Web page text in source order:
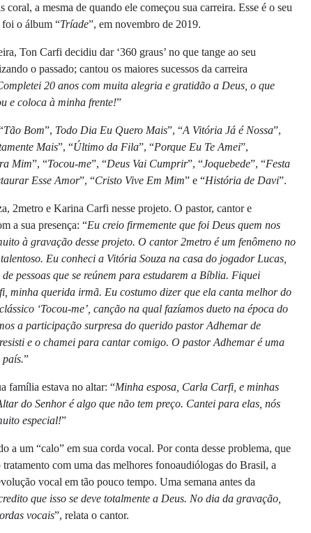
a mesma de quando ele começou sua carreira. Esse é o seu
o álbum “Tríade”, em novembro de 2019.
Ton Carfi decidiu dar ‘360 graus’ no que tange ao seu
o passado; cantou os maiores sucessos da carreira
20 anos com muita alegria e gratidão a Deus, o que
e coloca à minha frente!”
Tão Bom”, Todo Dia Eu Quero Mais”, “A Vitória Já é Nossa”,
Mais”, “Último da Fila”, “Porque Eu Te Amei”,
Mim”, “Tocou-me”, “Deus Vai Cumprir”, “Joquebede”, “Festa
Esse Amor”, “Cristo Vive Em Mim” e “História de Davi”.
2metro e Karina Carfi nesse projeto. O pastor, cantor e
a sua presença: “Eu creio firmemente que foi Deus quem nos
à gravação desse projeto. O cantor 2metro é um fenômeno no
Eu conheci a Vitória Souza na casa do jogador Lucas,
pessoas que se reúnem para estudarem a Bíblia. Fiquei
minha querida irmã. Eu costumo dizer que ela canta melhor do
‘Tocou-me’, canção na qual fazíamos dueto na época do
a participação surpresa do querido pastor Adhemar de
e o chamei para cantar comigo. O pastor Adhemar é uma
país.”
família estava no altar: “Minha esposa, Carla Carfi, e minhas
do Senhor é algo que não tem preço. Cantei para elas, nós
especial!”
a um “calo” em sua corda vocal. Por conta desse problema, que
com uma das melhores fonoaudiólogas do Brasil, a
vocal em tão pouco tempo. Uma semana antes da
que isso se deve totalmente a Deus. No dia da gravação,
vocais”, relata o cantor.